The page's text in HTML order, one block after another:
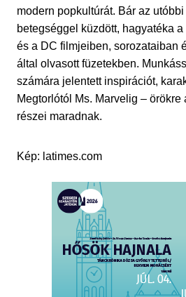
modern popkultúrát. Bár az
betegséggel küzdött, hagyatéka
és a DC filmjeiben, sorozataiban
által olvasott füzetekben.
számára jelentett inspirációt,
Megtorlótól Ms. Marvelig – örökre
részei maradnak.
Kép: latimes.com